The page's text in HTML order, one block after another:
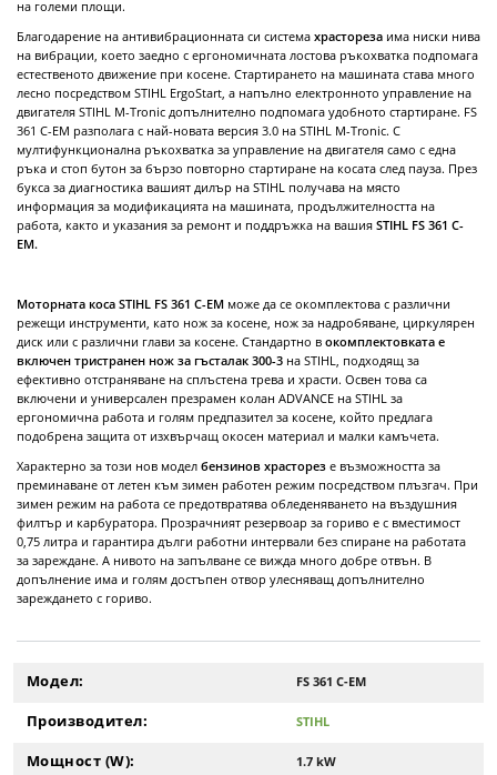
на големи площи.
Благодарение на антивибрационната си система храстореза има ниски нива
на вибрации, което заедно с ергономичната лостова ръкохватка подпомага
естественото движение при косене. Стартирането на машината става много
лесно посредством STIHL ErgoStart, а напълно електронното управление на
двигателя STIHL M-Tronic допълнително подпомага удобното стартиране. FS
361 C-EM разполага с най-новата версия 3.0 на STIHL M-Tronic. С
мултифункционална ръкохватка за управление на двигателя само с една
ръка и стоп бутон за бързо повторно стартиране на косата след пауза. През
букса за диагностика вашият дилър на STIHL получава на място
информация за модификацията на машината, продължителността на
работа, както и указания за ремонт и поддръжка на вашия STIHL FS 361 C-
EM.
Моторната коса STIHL FS 361 C-EM може да се окомплектова с различни
режещи инструменти, като нож за косене, нож за надробяване, циркулярен
диск или с различни глави за косене. Стандартно в окомплектовката е
включен тристранен нож за гъсталак 300-3 на STIHL, подходящ за
ефективно отстраняване на сплъстена трева и храсти. Освен това са
включени и универсален презрамен колан ADVANCE на STIHL за
ергономична работа и голям предпазител за косене, който предлага
подобрена защита от изхвърчащ окосен материал и малки камъчета.
Характерно за този нов модел бензинов храсторез е възможността за
преминаване от летен към зимен работен режим посредством плъзгач. При
зимен режим на работа се предотвратява обледеняването на въздушния
филтър и карбуратора. Прозрачният резервоар за гориво е с вместимост
0,75 литра и гарантира дълги работни интервали без спиране на работата
за зареждане. А нивото на запълване се вижда много добре отвън. В
допълнение има и голям достъпен отвор улесняващ допълнително
зареждането с гориво.
Модел: FS 361 C-EM
Производител: STIHL
Мощност (W): 1.7 kW